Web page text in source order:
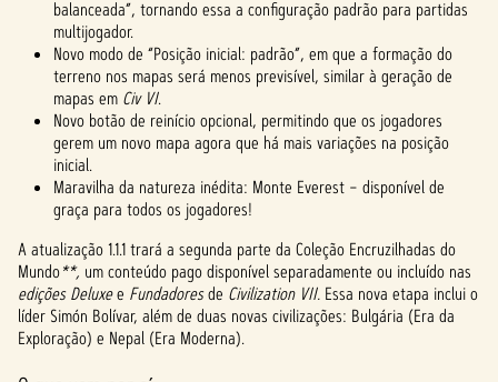
balanceada”, tornando essa a configuração padrão para partidas
multijogador.
Novo modo de “Posição inicial: padrão”, em que a formação do
terreno nos mapas será menos previsível, similar à geração de
mapas em Civ VI.
Novo botão de reinício opcional, permitindo que os jogadores
gerem um novo mapa agora que há mais variações na posição
inicial.
Maravilha da natureza inédita: Monte Everest – disponível de
graça para todos os jogadores!
A atualização 1.1.1 trará a segunda parte da Coleção Encruzilhadas do
Mundo**, um conteúdo pago disponível separadamente ou incluído nas
edições Deluxee Fundadoresde Civilization VII. Essa nova etapa inclui o
líder Simón Bolívar, além de duas novas civilizações: Bulgária (Era da
Exploração) e Nepal (Era Moderna).